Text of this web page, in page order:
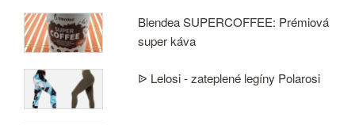
Blendea SUPERCOFFEE: Prémiová
super káva
ᐉ Lelosi - zateplené legíny Polarosi